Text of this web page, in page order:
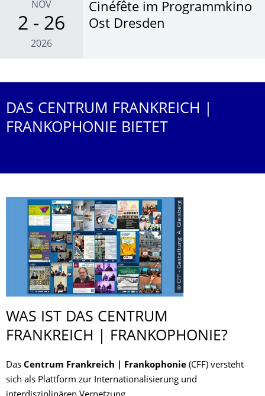
NOV
2 - 26
2026
Cinéfête im Pro­gramm­kino
Ost Dresden
DAS CENTRUM FRANKREICH |
FRANKOPHONIE BIETET
© CFF - Gestaltung: A. Gleisberg
WAS IST DAS CENTRUM
FRANKREICH | FRANKOPHONIE?
Das Centrum Frankreich | Frankophonie (CFF) versteht
sich als Plattform zur Internationalisierung und